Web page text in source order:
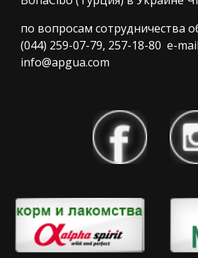
по вопросам сотрудничества
(044) 259-07-79, 257-18-80 e-
info@apgua.com